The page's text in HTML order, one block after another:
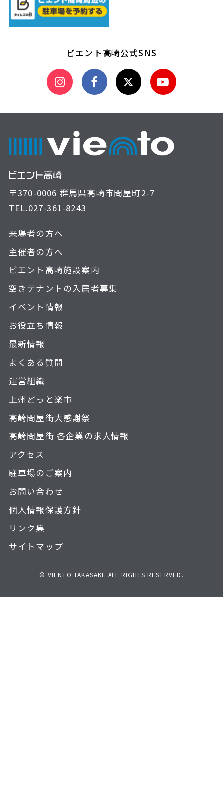
ビエント高崎公式SNS
〒370-0006 群馬県高崎市問屋町2-7
TEL.027-361-8243
来場者の方へ
主催者の方へ
ビエント高崎施設案内
空きテナントの入居者募集
イベント情報
お役立ち情報
最新情報
よくある質問
運営組織
上州どっと楽市
高崎問屋街大感謝祭
高崎問屋街 各企業の求人情報
アクセス
駐車場のご案内
お問い合わせ
個人情報保護方針
リンク集
サイトマップ
© VIENTO TAKASAKI. ALL RIGHTS RESERVED.